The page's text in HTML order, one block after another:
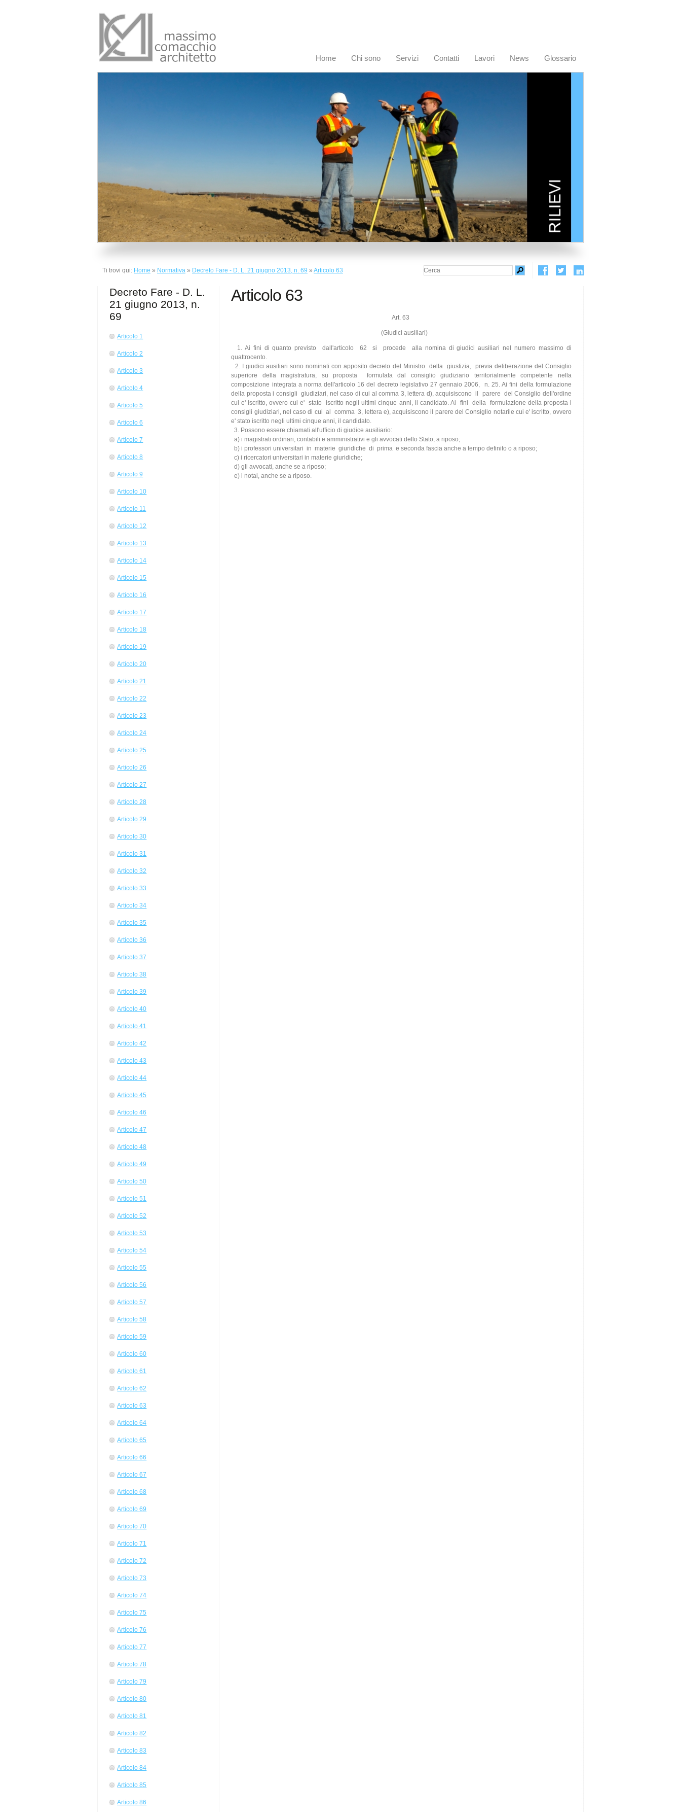
Home Chi sono Servizi Contatti Lavori News Glossario
Ti trovi qui: Home » Normativa » Decreto Fare - D. L. 21 giugno 2013, n. 69 » Articolo 63
Decreto Fare - D. L.
21 giugno 2013, n.
69
Articolo 1
Articolo 2
Articolo 3
Articolo 4
Articolo 5
Articolo 6
Articolo 7
Articolo 8
Articolo 9
Articolo 10
Articolo 11
Articolo 12
Articolo 13
Articolo 14
Articolo 15
Articolo 16
Articolo 17
Articolo 18
Articolo 19
Articolo 20
Articolo 21
Articolo 22
Articolo 23
Articolo 24
Articolo 25
Articolo 26
Articolo 27
Articolo 28
Articolo 29
Articolo 30
Articolo 31
Articolo 32
Articolo 33
Articolo 34
Articolo 35
Articolo 36
Articolo 37
Articolo 38
Articolo 39
Articolo 40
Articolo 41
Articolo 42
Articolo 43
Articolo 44
Articolo 45
Articolo 46
Articolo 47
Articolo 48
Articolo 49
Articolo 50
Articolo 51
Articolo 52
Articolo 53
Articolo 54
Articolo 55
Articolo 56
Articolo 57
Articolo 58
Articolo 59
Articolo 60
Articolo 61
Articolo 62
Articolo 63
Articolo 64
Articolo 65
Articolo 66
Articolo 67
Articolo 68
Articolo 69
Articolo 70
Articolo 71
Articolo 72
Articolo 73
Articolo 74
Articolo 75
Articolo 76
Articolo 77
Articolo 78
Articolo 79
Articolo 80
Articolo 81
Articolo 82
Articolo 83
Articolo 84
Articolo 85
Articolo 86
Articolo 63
Art. 63
(Giudici ausiliari)
1. Ai fini di quanto previsto dall'articolo 62 si procede alla nomina di giudici ausiliari nel numero massimo di
quattrocento.
2. I giudici ausiliari sono nominati con apposito decreto del Ministro della giustizia, previa deliberazione del Consiglio
superiore della magistratura, su proposta formulata dal consiglio giudiziario territorialmente competente nella
composizione integrata a norma dell'articolo 16 del decreto legislativo 27 gennaio 2006, n. 25. Ai fini della formulazione
della proposta i consigli giudiziari, nel caso di cui al comma 3, lettera d), acquisiscono il parere del Consiglio dell'ordine
cui e' iscritto, ovvero cui e' stato iscritto negli ultimi cinque anni, il candidato. Ai fini della formulazione della proposta i
consigli giudiziari, nel caso di cui al comma 3, lettera e), acquisiscono il parere del Consiglio notarile cui e' iscritto, ovvero
e' stato iscritto negli ultimi cinque anni, il candidato.
3. Possono essere chiamati all'ufficio di giudice ausiliario:
a) i magistrati ordinari, contabili e amministrativi e gli avvocati dello Stato, a riposo;
b) i professori universitari in materie giuridiche di prima e seconda fascia anche a tempo definito o a riposo;
c) i ricercatori universitari in materie giuridiche;
d) gli avvocati, anche se a riposo;
e) i notai, anche se a riposo.